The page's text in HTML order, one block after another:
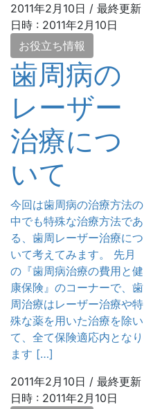
2011年2月10日 / 最終更新
日時 : 2011年2月10日
お役立ち情報
歯周病の
レーザー
治療につ
いて
今回は歯周病の治療方法の
中でも特殊な治療方法であ
る、歯周レーザー治療につ
いて考えてみます。 先月
の『歯周病治療の費用と健
康保険』のコーナーで、歯
周治療はレーザー治療や特
殊な薬を用いた治療を除い
て、全て保険適応内となり
ます […]
2011年2月10日 / 最終更新
日時 : 2011年2月10日